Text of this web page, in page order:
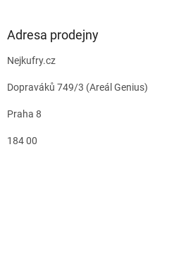
Adresa prodejny
Nejkufry.cz
Dopraváků 749/3 (Areál Genius)
Praha 8
184 00